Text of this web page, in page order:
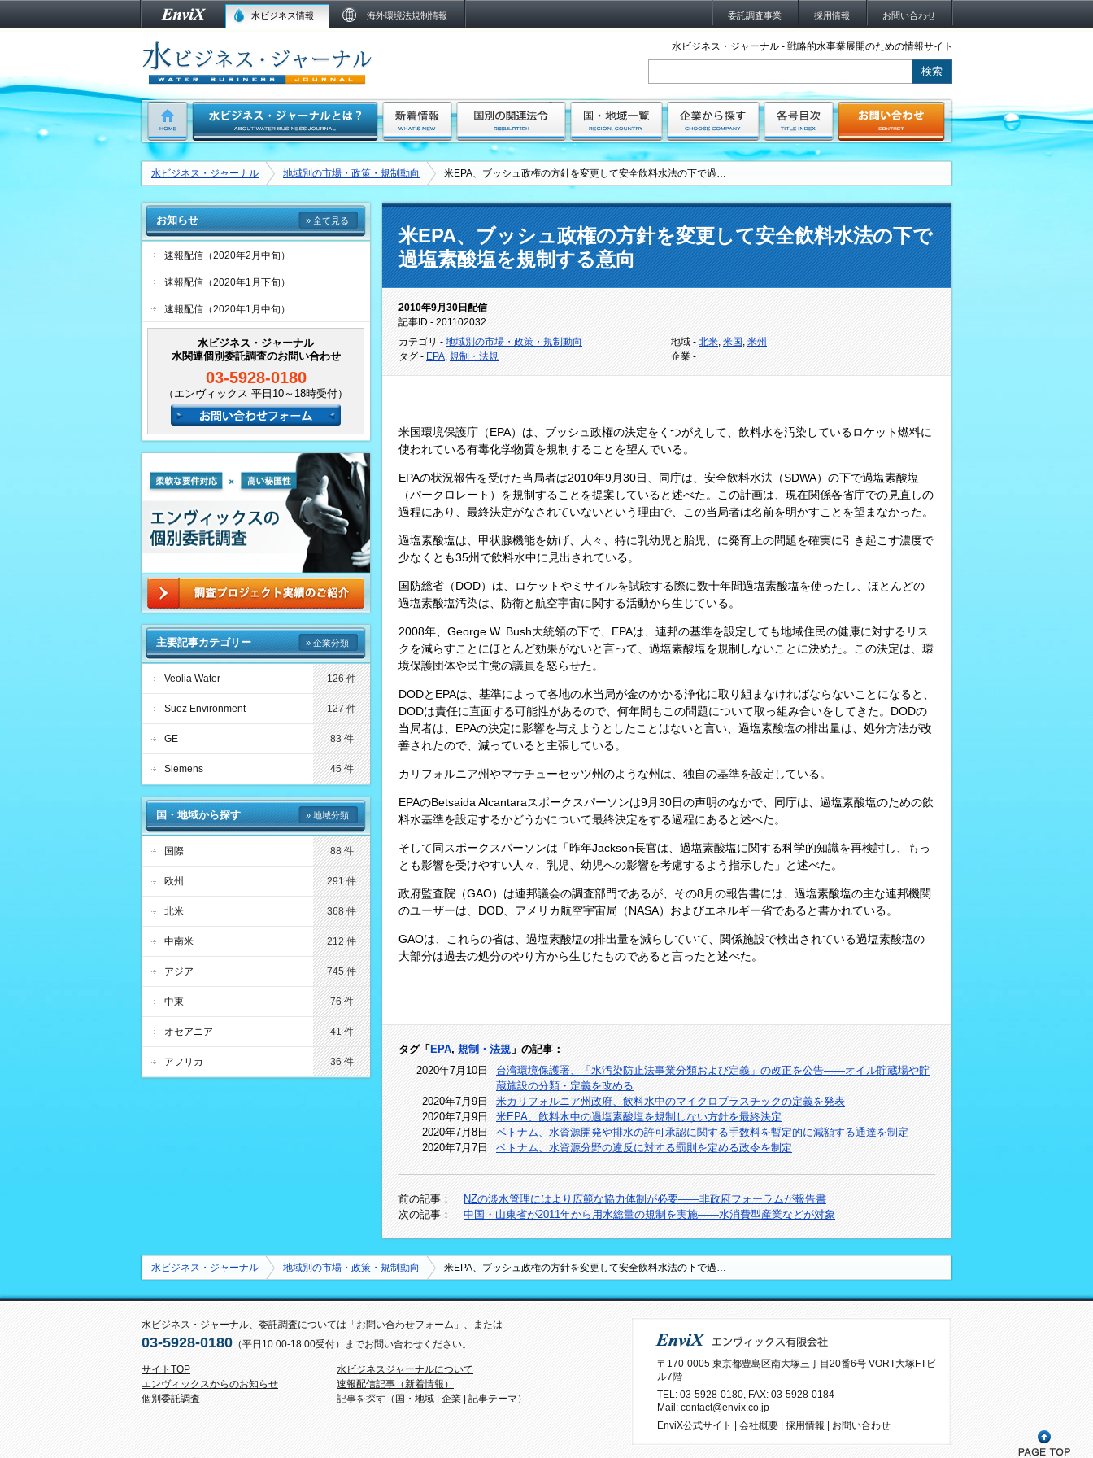
水ビジネス情報 海外環境法規制情報 委託調査事業 採用情報 お問い合わせ
水ビジネス・ジャーナル - 戦略的水事業展開のための情報サイト
水ビジネス・ジャーナル 地域別の市場・政策・規制動向 米EPA、ブッシュ政権の方針を変更して安全飲料水法の下で過…
米EPA、ブッシュ政権の方針を変更して安全飲料水法の下で
過塩素酸塩を規制する意向
2010年9月30日配信
記事ID - 201102032
カテゴリ - 地域別の市場・政策・規制動向
タグ - EPA, 規制・法規
地域 - 北米, 米国 , 米州
企業 -
米国環境保護庁（EPA）は、ブッシュ政権の決定をくつがえして、飲料水を汚染しているロケット燃料に
使われている有毒化学物質を規制することを望んでいる。
EPAの状況報告を受けた当局者は2010年9月30日、同庁は、安全飲料水法（SDWA）の下で過塩素酸塩
（パークロレート）を規制することを提案していると述べた。この計画は、現在関係各省庁での見直しの
過程にあり、最終決定がなされていないという理由で、この当局者は名前を明かすことを望まなかった。
過塩素酸塩は、甲状腺機能を妨げ、人々、特に乳幼児と胎児、に発育上の問題を確実に引き起こす濃度で
少なくとも35州で飲料水中に見出されている。
国防総省（DOD）は、ロケットやミサイルを試験する際に数十年間過塩素酸塩を使ったし、ほとんどの
過塩素酸塩汚染は、防衛と航空宇宙に関する活動から生じている。
2008年、George W. Bush大統領の下で、EPAは、連邦の基準を設定しても地域住民の健康に対するリス
クを減らすことにほとんど効果がないと言って、過塩素酸塩を規制しないことに決めた。この決定は、環
境保護団体や民主党の議員を怒らせた。
DODとEPAは、基準によって各地の水当局が金のかかる浄化に取り組まなければならないことになると、
DODは責任に直面する可能性があるので、何年間もこの問題について取っ組み合いをしてきた。DODの
当局者は、EPAの決定に影響を与えようとしたことはないと言い、過塩素酸塩の排出量は、処分方法が改
善されたので、減っていると主張している。
カリフォルニア州やマサチューセッツ州のような州は、独自の基準を設定している。
EPAのBetsaida Alcantaraスポークスパーソンは9月30日の声明のなかで、同庁は、過塩素酸塩のための飲
料水基準を設定するかどうかについて最終決定をする過程にあると述べた。
そして同スポークスパーソンは「昨年Jackson長官は、過塩素酸塩に関する科学的知識を再検討し、もっ
とも影響を受けやすい人々、乳児、幼児への影響を考慮するよう指示した」と述べた。
政府監査院（GAO）は連邦議会の調査部門であるが、その8月の報告書には、過塩素酸塩の主な連邦機関
のユーザーは、DOD、アメリカ航空宇宙局（NASA）およびエネルギー省であると書かれている。
GAOは、これらの省は、過塩素酸塩の排出量を減らしていて、関係施設で検出されている過塩素酸塩の
大部分は過去の処分のやり方から生じたものであると言ったと述べた。
タグ「 EPA, 規制・法規 」の記事：
2020年7月10日
台湾環境保護署、「水汚染防止法事業分類および定義」の改正を公告――オイル貯蔵場や貯
蔵施設の分類・定義を改める
2020年7月9日
米カリフォルニア州政府、飲料水中のマイクロプラスチックの定義を発表
2020年7月9日
米EPA、飲料水中の過塩素酸塩を規制しない方針を最終決定
2020年7月8日
ベトナム、水資源開発や排水の許可承認に関する手数料を暫定的に減額する通達を制定
2020年7月7日
ベトナム、水資源分野の違反に対する罰則を定める政令を制定
前の記事：
NZの淡水管理にはより広範な協力体制が必要――非政府フォーラムが報告書
次の記事：
中国・山東省が2011年から用水総量の規制を実施――水消費型産業などが対象
お知らせ » 全て見る
速報配信（2020年2月中旬）
速報配信（2020年1月下旬）
速報配信（2020年1月中旬）
水ビジネス・ジャーナル
水関連個別委託調査のお問い合わせ
03-5928-0180
（エンヴィックス 平日10～18時受付）
主要記事カテゴリー » 企業分類
Veolia Water 126 件
Suez Environment 127 件
GE 83 件
Siemens 45 件
国・地域から探す » 地域分類
国際 88 件
欧州 291 件
北米 368 件
中南米 212 件
アジア 745 件
中東 76 件
オセアニア 41 件
アフリカ 36 件
水ビジネス・ジャーナル 地域別の市場・政策・規制動向 米EPA、ブッシュ政権の方針を変更して安全飲料水法の下で過…
水ビジネス・ジャーナル、委託調査については「お問い合わせフォーム 」、または
03-5928-0180 （平日10:00-18:00受付）までお問い合わせください。
サイトTOP
エンヴィックスからのお知らせ
個別委託調査
水ビジネスジャーナルについて
速報配信記事（新着情報）
記事を探す（ 国・地域 | 企業 | 記事テーマ ）
〒170-0005 東京都豊島区南大塚三丁目20番6号 VORT大塚FTビ
ル7階
TEL: 03-5928-0180 , FAX: 03-5928-0184
Mail: contact@envix.co.jp
EnviX公式サイト | 会社概要 | 採用情報 | お問い合わせ